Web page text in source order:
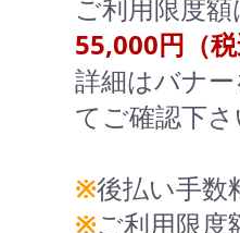
ご利用限度
55,000円（税
詳細はバナ
てご確認下さ
※後払い手数
※ご利用限度